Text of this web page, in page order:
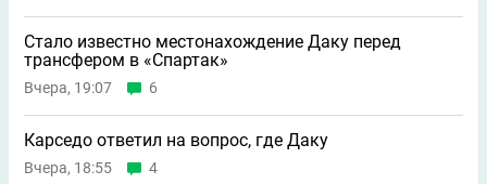
Стало известно местонахождение Даку перед
трансфером в «Спартак»
Вчера, 19:07 6
Карседо ответил на вопрос, где Даку
Вчера, 18:55 4